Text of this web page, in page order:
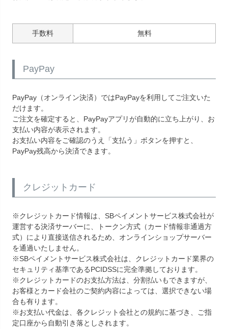
手数料 無料
PayPay
PayPay（オンライン決済）ではPayPayを利用してご注文いた
だけます。
ご注文を確定すると、PayPayアプリが自動的に立ち上がり、お
支払い内容が表示されます。
お支払い内容をご確認のうえ「支払う」ボタンを押すと、
PayPay残高から決済できます。
クレジットカード
※クレジットカード情報は、SBペイメントサービス株式会社が
運営する決済サーバーに、トークン方式（カード情報非通過方
式）により直接送信されるため、オンラインショップサーバー
を通過いたしません。
※SBペイメントサービス株式会社は、クレジットカード業界の
セキュリティ基準であるPCIDSSに完全準拠しております。
※クレジットカードのお支払方法は、分割払いもできますが、
お客様とカード会社のご契約内容によっては、選択できない場
合も有ります。
※お支払い代金は、各クレジット会社との規約に基づき、ご指
定口座から自動引き落としされます。